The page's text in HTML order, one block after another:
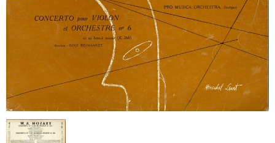
オペラ
歌曲
古楽曲
CD&BOOK
PICK UP